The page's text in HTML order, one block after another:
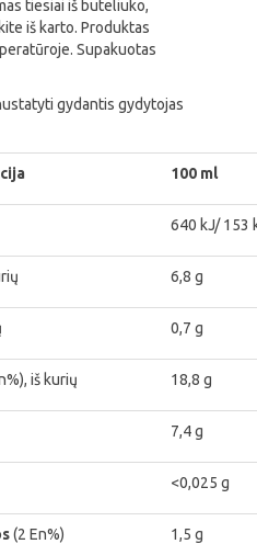
tiesiai iš buteliuko,
iš karto. Produktas
Supakuotas
gydantis gydytojas
100 ml
640 kJ/ 153
6,8 g
0,7 g
iš kurių 18,8 g
7,4 g
<0,025 g
(2 En%) 1,5 g